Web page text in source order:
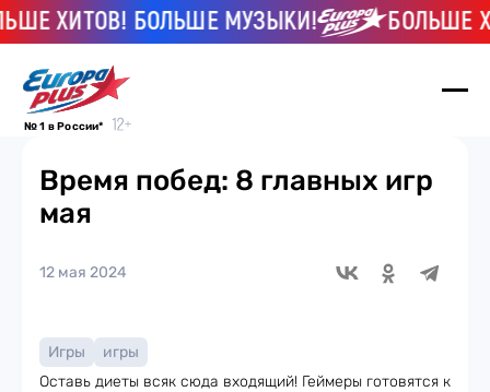
ХИТОВ! БОЛЬШЕ МУЗЫКИ! БОЛЬШЕ
№ 1 в России*
Время побед: 8 главных игр
мая
12 мая 2024
Игры
игры
Оставь диеты всяк сюда входящий! Геймеры готовятся к